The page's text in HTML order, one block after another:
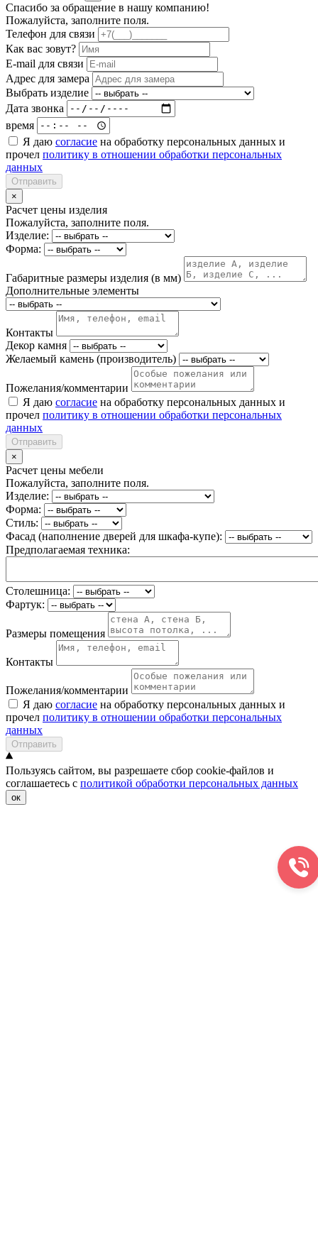
Спасибо за обращение в нашу компанию!
Пожалуйста, заполните поля.
Телефон для связи
Как вас зовут?
E-mail для связи
Адрес для замера
Выбрать изделие
Дата звонка
время
Я даю согласие на обработку персональных данных и
прочел политику в отношении обработки персональных
данных
Отправить
×
Расчет цены изделия
Пожалуйста, заполните поля.
Изделие:
Форма:
Габаритные размеры изделия (в мм)
Дополнительные элементы
Контакты
Декор камня
Желаемый камень (производитель)
Пожелания/комментарии
Я даю согласие на обработку персональных данных и
прочел политику в отношении обработки персональных
данных
Отправить
×
Расчет цены мебели
Пожалуйста, заполните поля.
Изделие:
Форма:
Стиль:
Фасад (наполнение дверей для шкафа-купе):
Предполагаемая техника:
Столешница:
Фартук:
Размеры помещения
Контакты
Пожелания/комментарии
Я даю согласие на обработку персональных данных и
прочел политику в отношении обработки персональных
данных
Отправить
Пользуясь сайтом, вы разрешаете сбор cookie-файлов и
соглашаетесь с политикой обработки персональных данных
ок